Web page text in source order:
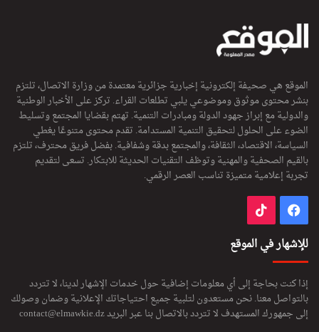
الموقع هي صحيفة إلكترونية إخبارية جزائرية معتمدة من وزارة الاتصال، تلتزم
بنشر محتوى موثوق وموضوعي يلبي تطلعات القراء. تركز على الأخبار الوطنية
والدولية مع إبراز جهود الدولة ومبادرات التنمية. تهتم بقضايا المجتمع وتسليط
الضوء على الحلول لتحقيق التنمية المستدامة. تقدم محتوى متنوعًا يغطي
السياسة، الاقتصاد، الثقافة، والمجتمع بدقة وشفافية. بفضل فريق محترف، تلتزم
بالقيم الصحفية والمهنية وتوظف التقنيات الحديثة للابتكار. تسعى لتقديم
تجربة إعلامية متميزة تناسب العصر الرقمي.
فيسبوك
للإشهار في الموقع
إذا كنت بحاجة إلى أي معلومات إضافية حول خدمات الإشهار لدينا، لا تتردد
بالتواصل معنا. نحن مستعدون لتلبية جميع احتياجاتك الإعلانية وضمان وصولك
إلى جمهورك المستهدف لا تتردد بالاتصال بنا عبر البريدcontact@elmawkie.dz